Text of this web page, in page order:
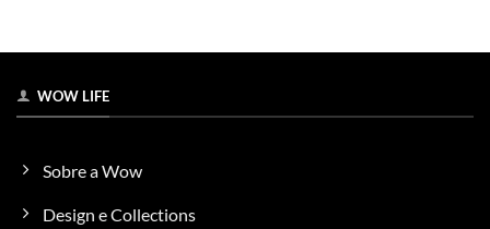
WOW LIFE
Sobre a Wow
Design e Collections